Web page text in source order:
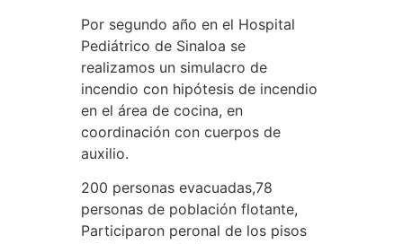
Por segundo año en el Hospital
Pediátrico de Sinaloa se
realizamos un simulacro de
incendio con hipótesis de incendio
en el área de cocina, en
coordinación con cuerpos de
auxilio.
200 personas evacuadas,78
personas de población flotante,
Participaron peronal de los pisos